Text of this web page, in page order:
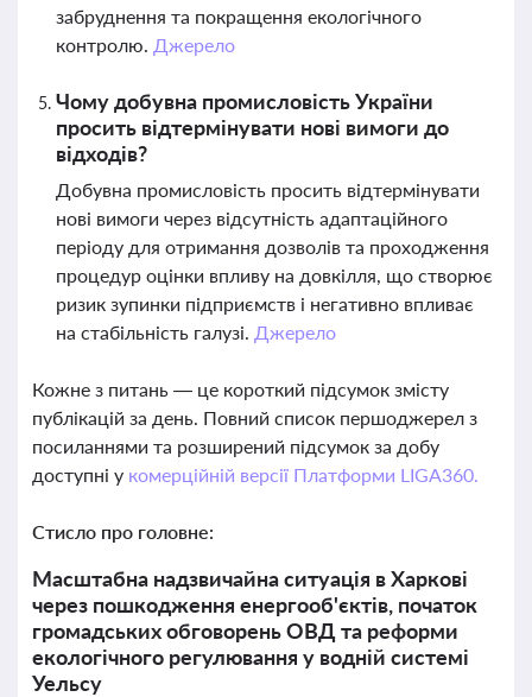
забруднення та покращення екологічного
контролю. Джерело
Чому добувна промисловість України
просить відтермінувати нові вимоги до
відходів?
Добувна промисловість просить відтермінувати
нові вимоги через відсутність адаптаційного
періоду для отримання дозволів та проходження
процедур оцінки впливу на довкілля, що створює
ризик зупинки підприємств і негативно впливає
на стабільність галузі. Джерело
Кожне з питань — це короткий підсумок змісту
публікацій за день. Повний список першоджерел з
посиланнями та розширений підсумок за добу
доступні у комерційній версії Платформи LIGA360.
Стисло про головне:
Масштабна надзвичайна ситуація в Харкові
через пошкодження енергооб'єктів, початок
громадських обговорень ОВД та реформи
екологічного регулювання у водній системі
Уельсу